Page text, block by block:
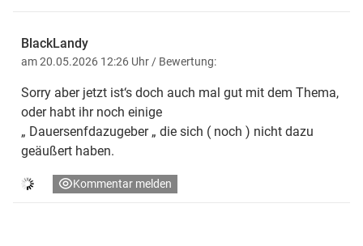
BlackLandy
am 20.05.2026 12:26 Uhr / Bewertung:
Sorry aber jetzt ist‘s doch auch mal gut mit dem Thema,
oder habt ihr noch einige
„ Dauersenfdazugeber „ die sich ( noch ) nicht dazu
geäußert haben.
Kommentar melden